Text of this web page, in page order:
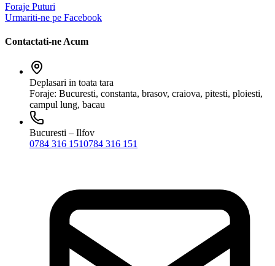
Foraje Puturi
Urmariti-ne pe Facebook
Contactati-ne Acum
Deplasari in toata tara
Foraje: Bucuresti, constanta, brasov, craiova, pitesti, ploiesti,
campul lung, bacau
Bucuresti – Ilfov
0784 316 1510784 316 151